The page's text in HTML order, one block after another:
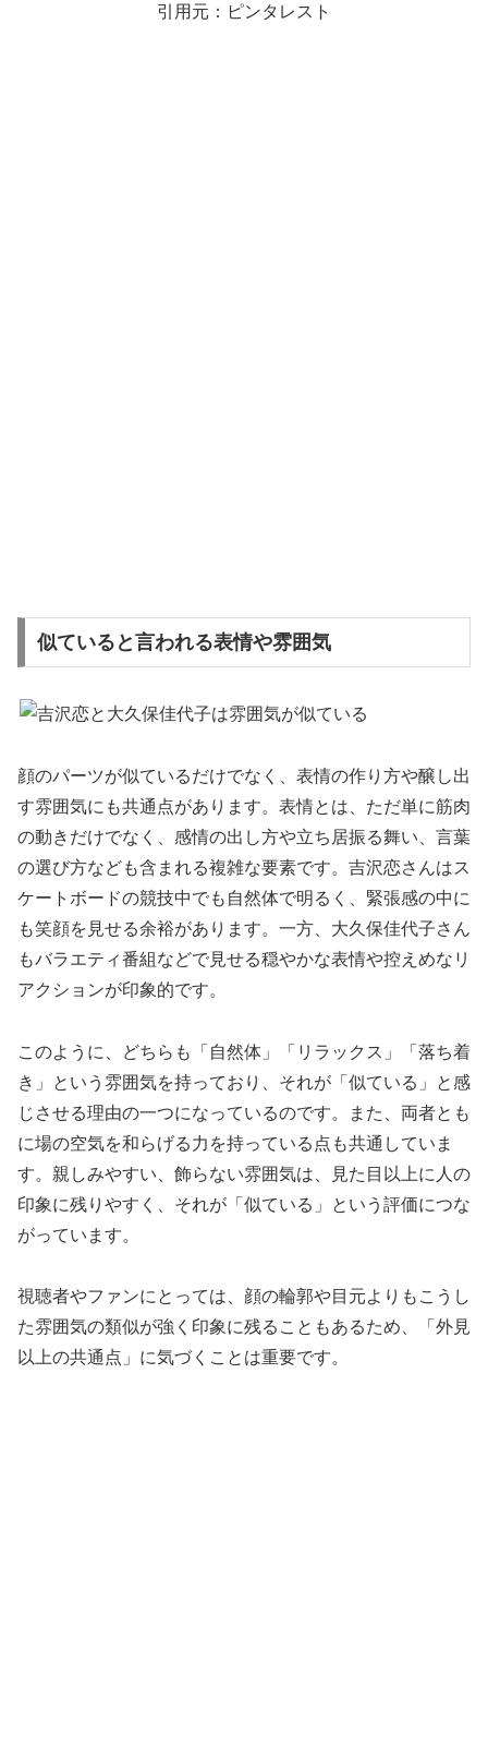
引用元：ピンタレスト
似ていると言われる表情や雰囲気
顔のパーツが似ているだけでなく、表情の作り方や醸し出
す雰囲気にも共通点があります。表情とは、ただ単に筋肉
の動きだけでなく、感情の出し方や立ち居振る舞い、言葉
の選び方なども含まれる複雑な要素です。吉沢恋さんはス
ケートボードの競技中でも自然体で明るく、緊張感の中に
も笑顔を見せる余裕があります。一方、大久保佳代子さん
もバラエティ番組などで見せる穏やかな表情や控えめなリ
アクションが印象的です。
このように、どちらも「自然体」「リラックス」「落ち着
き」という雰囲気を持っており、それが「似ている」と感
じさせる理由の一つになっているのです。また、両者とも
に場の空気を和らげる力を持っている点も共通していま
す。親しみやすい、飾らない雰囲気は、見た目以上に人の
印象に残りやすく、それが「似ている」という評価につな
がっています。
視聴者やファンにとっては、顔の輪郭や目元よりもこうし
た雰囲気の類似が強く印象に残ることもあるため、「外見
以上の共通点」に気づくことは重要です。